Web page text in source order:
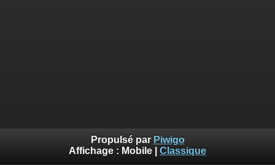
Propulsé par Piwigo
Affichage : Mobile Classique